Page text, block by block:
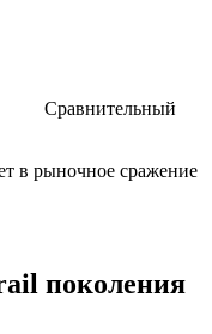
Сравнительный
в рыночное сражение
поколения